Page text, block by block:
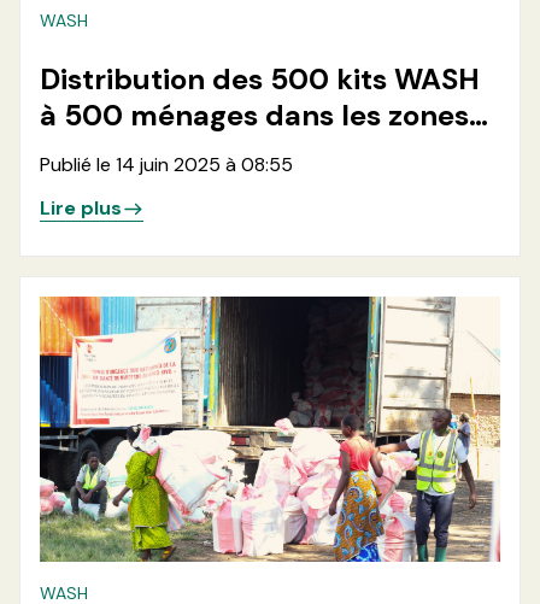
WASH
Distribution des 500 kits WASH
à 500 ménages dans les zones
de santé de Rutshuru et
Rwanguba en province du Nord-
Kivu
Publié le 14 juin 2025 à 08:55
Lire plus
WASH